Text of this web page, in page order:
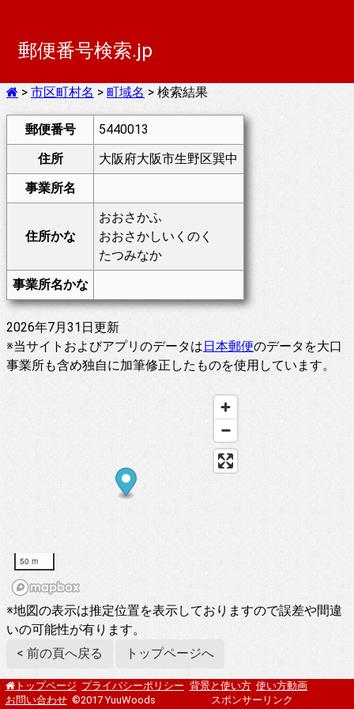
郵便番号検索.jp
> 市区町村名 > 町域名 > 検索結果
郵便番号
5440013
住所
大阪府大阪市生野区巽中
事業所名
住所かな
おおさかふ
おおさかしいくのく
たつみなか
事業所名かな
2026年7月31日更新
※当サイトおよびアプリのデータは日本郵便のデータを大口
事業所も含め独自に加筆修正したものを使用しています。
50 m
※地図の表示は推定位置を表示しておりますので誤差や間違
いの可能性が有ります。
< 前の頁へ戻る
トップページへ
トップページ プライバシーポリシー 背景と使い方 使い方動画
お問い合わせ ©2017 YuuWoods スポンサーリンク